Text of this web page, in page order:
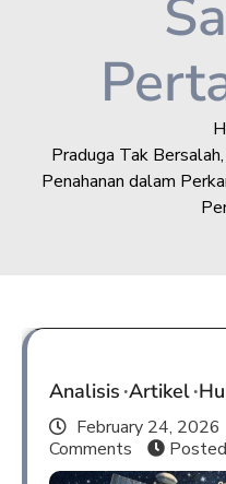
Praduga Tak
Penahanan dalam
Analisis Artikel
February 24, 2026
Comments